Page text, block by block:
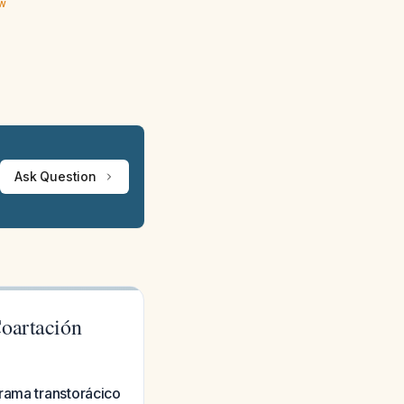
Ask Question
transtorácico